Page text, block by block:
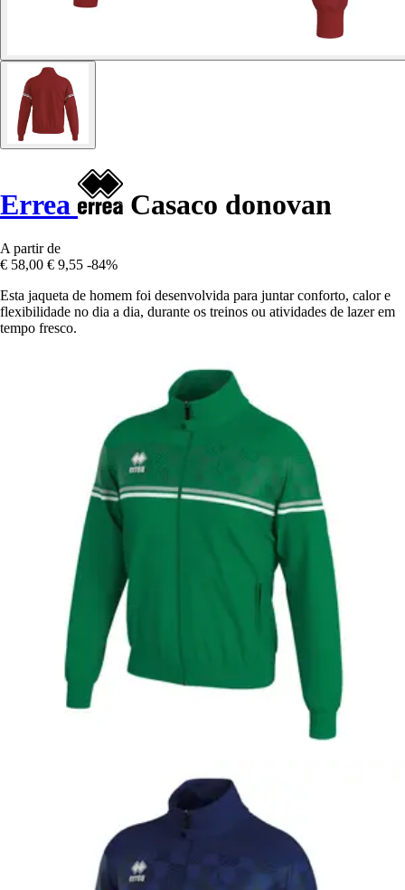
Errea Casaco donovan
A partir de
€ 58,00 € 9,55 -84%
Esta jaqueta de homem foi desenvolvida para juntar conforto, calor e
flexibilidade no dia a dia, durante os treinos ou atividades de lazer em
tempo fresco.